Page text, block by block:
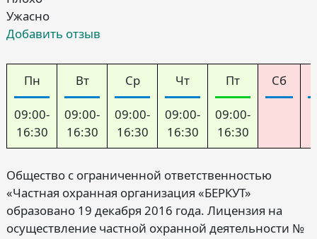
Ужасно
Добавить отзыв
Пн
09:00-
16:30
Вт
09:00-
16:30
Ср
09:00-
16:30
Чт
09:00-
16:30
Пт
09:00-
16:30
Сб
Общество с ограниченной ответственностью
«Частная охранная организация «БЕРКУТ»
образовано 19 декабря 2016 года. Лицензия на
осуществление частной охранной деятельности №